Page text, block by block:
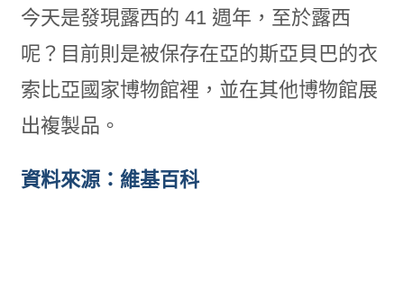
今天是發現露西的 41 週年，至於露西
呢？目前則是被保存在亞的斯亞貝巴的衣
索比亞國家博物館裡，並在其他博物館展
出複製品。
資料來源：維基百科